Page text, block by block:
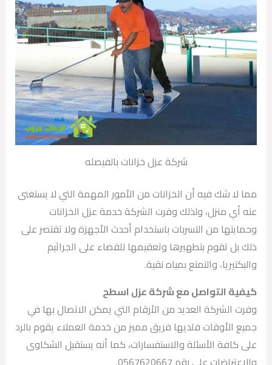
شركة عزل خزانات بالفيصله
مما لا شك فيه أن الخزانات من الأمور المهمة التي لا يستغنى
عنه أي منزل، ولذلك وفرت الشركة خدمة عزل الخزانات
وحمايتها من التسربات باستخدام أحدث الأجهزة ولا تقتصر على
ذلك بل تقوم بتطهيرها وتعقيمها للقضاء على الجراثيم
والبكتيريا، والتمتع بمياه نقية.
كيفية التواصل مع شركة عزل اسطح
وفرت الشركة العديد من الأرقام التي يمكن الاتصال بها في
جميع الأوقات فلديها فريق مميز من خدمة العملاء يقوم بالرد
على كافة الأسئلة والاستفسارات، كما أنه يستقبل الشكاوى